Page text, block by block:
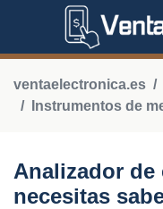
ventaelectronica.es
Instrumentos de
Analizador
necesitas